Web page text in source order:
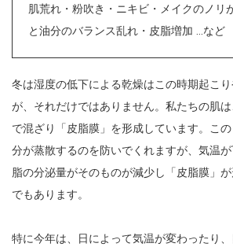
肌荒れ・粉吹き・ニキビ・メイクのノリ
と油分のバランス乱れ・皮脂増加 …など
冬は湿度の低下による乾燥はこの時期起こ
が、それだけではありません。私たちの肌
で混ざり「皮脂膜」を形成しています。こ
分が蒸散するのを防いでくれますが、気温
脂の分泌量がそのものが減少し「皮脂膜」
でもあります。
特に今年は、日によって気温が変わったり